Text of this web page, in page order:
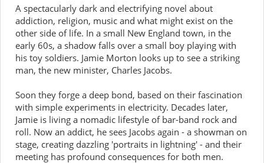
A spectacularly dark and electrifying novel about
addiction, religion, music and what might exist on the
other side of life. In a small New England town, in the
early 60s, a shadow falls over a small boy playing with
his toy soldiers. Jamie Morton looks up to see a striking
man, the new minister, Charles Jacobs.
Soon they forge a deep bond, based on their fascination
with simple experiments in electricity. Decades later,
Jamie is living a nomadic lifestyle of bar-band rock and
roll. Now an addict, he sees Jacobs again - a showman on
stage, creating dazzling 'portraits in lightning' - and their
meeting has profound consequences for both men.